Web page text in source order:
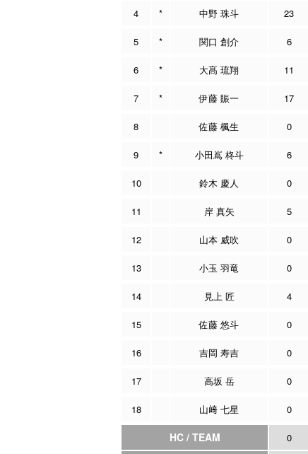
4 * 中野 珠斗 23
5 * 関口 創介 6
6 * 大髙 琉翔 11
7 * 伊藤 賑一 17
8 佐藤 楓生 0
9 * 小田嶌 柊斗 6
10 鈴木 慶人 0
11 岸 真矢 5
12 山本 威吹 0
13 小玉 羽竜 0
14 見上 匠 4
15 佐藤 悠斗 0
16 吉岡 寿吉 0
17 高坂 岳 0
18 山﨑 七星 0
HC / TEAM 0